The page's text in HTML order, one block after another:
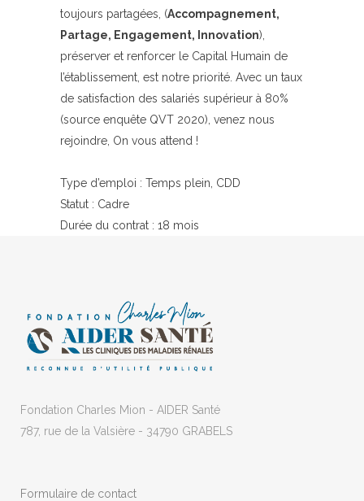
toujours partagées, (Accompagnement,
Partage, Engagement, Innovation),
préserver et renforcer le Capital Humain de
l’établissement, est notre priorité. Avec un taux
de satisfaction des salariés supérieur à 80%
(source enquête QVT 2020), venez nous
rejoindre, On vous attend !
Type d’emploi : Temps plein, CDD
Statut : Cadre
Durée du contrat : 18 mois
Fondation Charles Mion - AIDER Santé
787, rue de la Valsière - 34790 GRABELS
Formulaire de contact